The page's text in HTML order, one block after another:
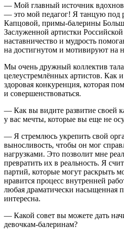
— Мой главный источник
— это мой педагог! Я танцую под
Капцовой, примы-балерины
Заслуженной артистки
наставничество и мудрость
на достигнутом и мотивируют на
Мы очень дружный коллектив
целеустремлённых артистов. Как
здоровая конкуренция, которая
и совершенствоваться.
— Как вы видите развитие своей
у вас мечты, которые вы еще не
— Я стремлюсь укрепить свой
выносливость, чтобы он мог
нагрузками. Это позволит мне
превратить их в реальность. Я
партий, которые могут раскрыть
нравится процесс внутренней
любая драматически насыщенная
интересна.
— Какой совет вы можете дать
девочкам-балеринам?